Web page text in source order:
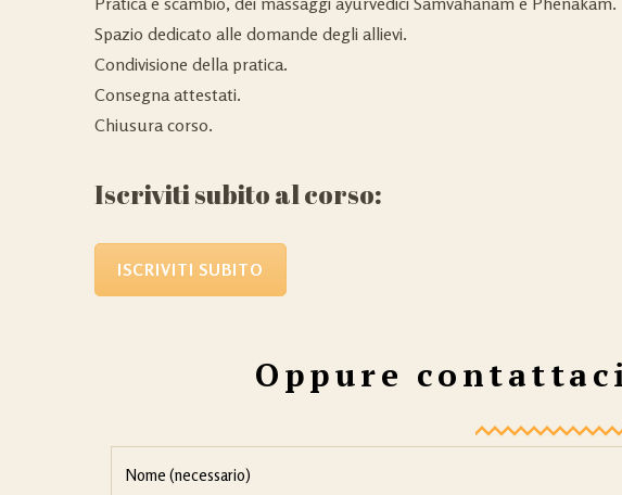
Spazio dedicato alle domande degli allievi.
Condivisione della pratica.
Consegna attestati.
Chiusura corso.
Iscriviti subito al corso:
ISCRIVITI SUBITO
Oppure